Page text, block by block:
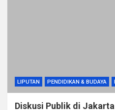
LIPUTAN PENDIDIKAN & BUDAYA
Diskusi Publik di